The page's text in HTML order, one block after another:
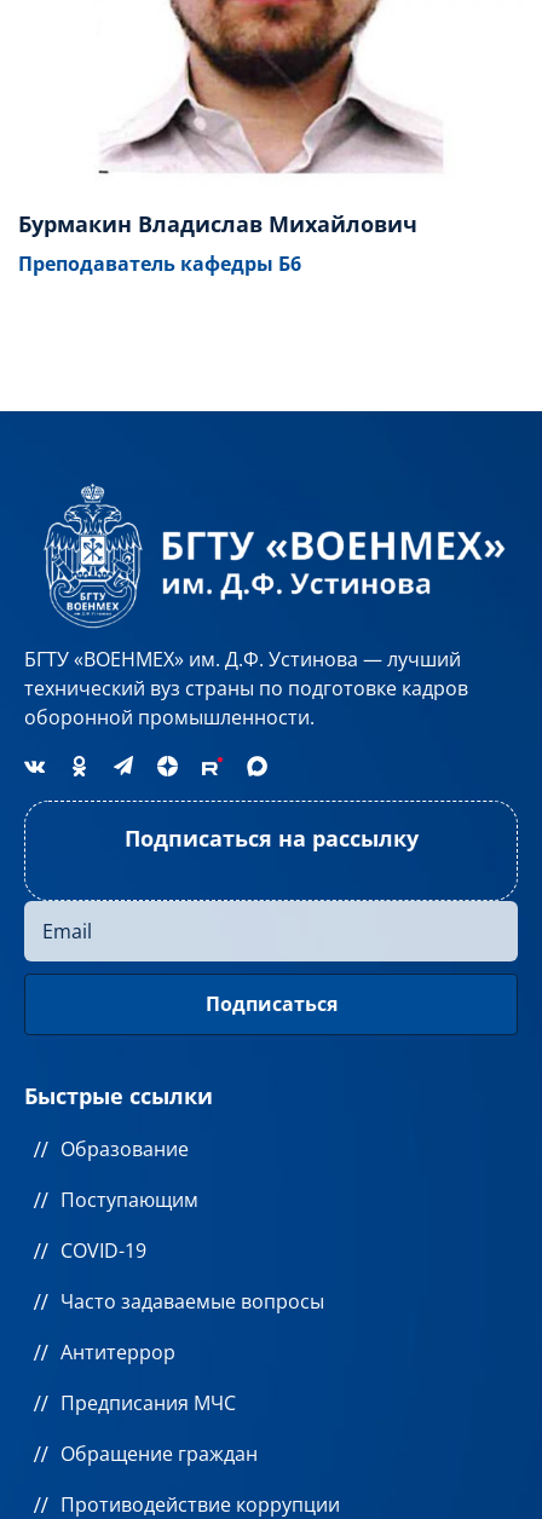
Бурмакин Владислав Михайлович
Преподаватель кафедры Б6
БГТУ «ВОЕНМЕХ» им. Д.Ф. Устинова — лучший
технический вуз страны по подготовке кадров
оборонной промышленности.
Подписаться на рассылку
Быстрые ссылки
Образование
Поступающим
COVID-19
Часто задаваемые вопросы
Антитеррор
Предписания МЧС
Обращение граждан
Противодействие коррупции